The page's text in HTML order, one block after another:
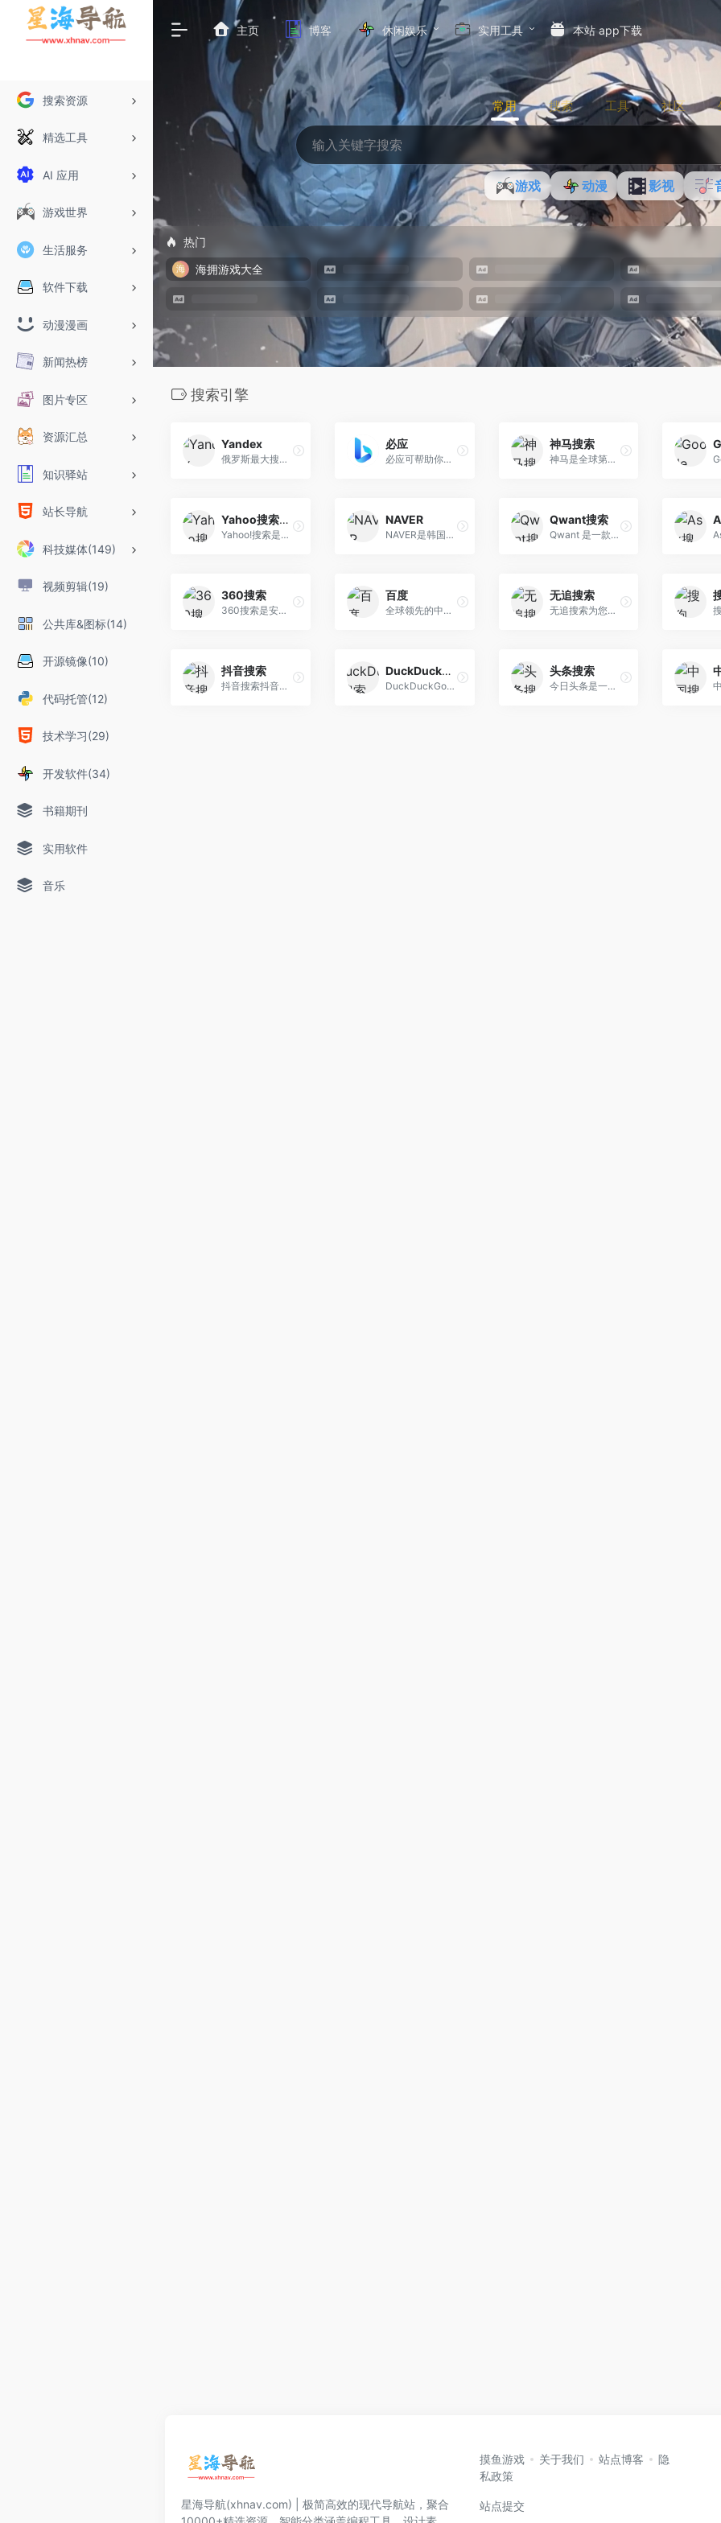
搜索资源
精选工具
AI 应用
游戏世界
生活服务
软件下载
动漫漫画
新闻热榜
图片专区
资源汇总
知识驿站
站长导航
科技媒体(149)
视频剪辑(19)
公共库&图标(14)
开源镜像(10)
代码托管(12)
技术学习(29)
开发软件(34)
书籍期刊
实用软件
音乐
主页 博客 休闲娱乐 实用工具 本站 app下载
常用 搜索 工具 社区
游戏 动漫 影视
热门
海拥游戏大全
搜索引擎
Yandex
俄罗斯最大搜索引擎（老司机都在用）
必应
必应可帮助你将理论付诸实践，使得搜索更加方便快捷，从而达到事半功倍的效果。
神马搜索
神马是全球第一款完全基于移动互联网的搜索引擎。神马为移动而生，专注于移动搜索用户刚需满足和痛点解决，致力于创造有用、有趣的全新移动搜索体验。
Yahoo搜索引擎
Yahoo!搜索是一款由雅虎公司...
NAVER
NAVER是韩国的本土搜索引擎，也是韩国最大的搜索引擎也是著名社交软件LINE的母公司，网站的Logo为一顶草帽。NAVER是来自韩国的搜索引擎网站和门户网站（韩语：네이버），所以NAVER的首页并不像其他搜索引擎那样简洁。
Qwant搜索
Qwant 是一款尊重隐私的搜索引擎，总部在法国，所有的服务器都位于欧洲。它不会跟踪或收集我们的用户数据，不会记录、存储和分析浏览历史记录，也没有通过个性化广告定位。
360搜索
360搜索是安全、精准、可信赖...
百度
全球领先的中文搜索引擎、致...
无追搜索
无追搜索为您提供安心的隐私...
抖音搜索
抖音搜索抖音打造的内容搜索...
DuckDuckGo搜索
DuckDuckGo是专为私人在线浏览而开发的搜索引擎。与其他搜索引擎不同，DuckDuckGo声称它不存储用户的个人信息
头条搜索
今日头条是一个通用信息平台...
星海导航(xhnav.com) | 极简高效的现代导航站，聚合
摸鱼游戏 关于我们 站点博客
隐
私政策
站点提交